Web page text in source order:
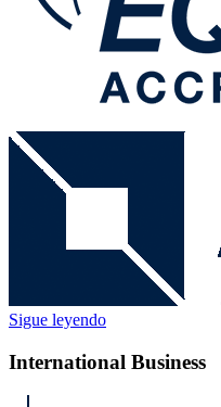
Sigue leyendo
International Business